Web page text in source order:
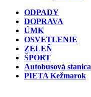
ODPADY
DOPRAVA
ÚMK
OSVETLENIE
ZELEŇ
ŠPORT
Autobusová stanica
PIETA Kežmarok